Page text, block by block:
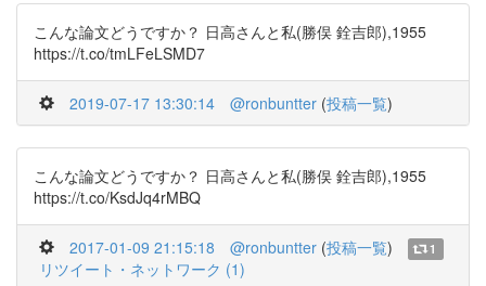
こんな論文どうですか？ 日高さんと私(勝俣 銓吉郎),1955
https://t.co/tmLFeLSMD7
2019-07-17 13:30:14 @ronbuntter (投稿一覧)
こんな論文どうですか？ 日高さんと私(勝俣 銓吉郎),1955
https://t.co/KsdJq4rMBQ
2017-01-09 21:15:18 @ronbuntter (投稿一覧) 1
リツイート・ネットワーク (1)